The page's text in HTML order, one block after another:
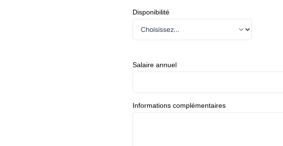
Disponibilité
Salaire annuel
Informations complémentaires